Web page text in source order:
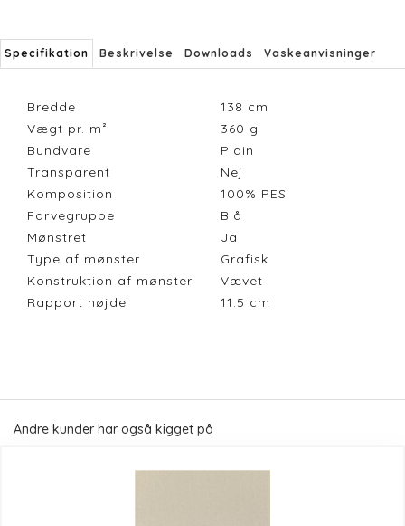
Specifikation Beskrivelse Downloads Vaskeanvisninger
Bredde 138 cm
Vægt pr. m²
360 g
Bundvare
Plain
Transparent
Nej
Komposition
100% PES
Farvegruppe
Blå
Mønstret
Ja
Type af mønster
Grafisk
Konstruktion af mønster
Vævet
Rapport højde
11.5 cm
Andre kunder har også kigget på